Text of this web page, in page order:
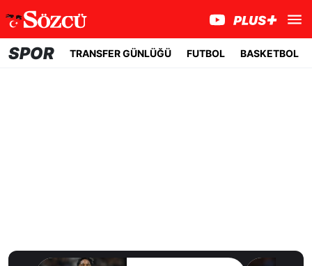
SPOR TRANSFER GÜNLÜĞÜ FUTBOL BASKETBOL